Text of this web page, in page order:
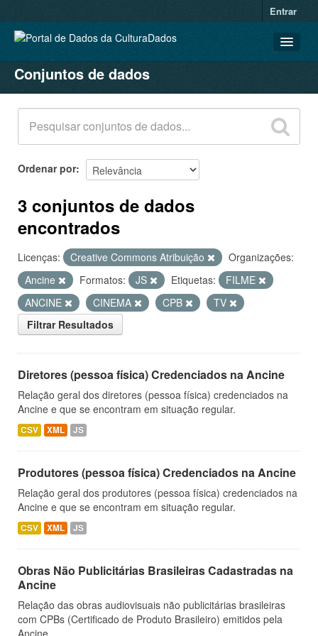
Entrar
CONJUNTOS DE DADOS
ORGANIZAÇÕES
GRUPOS
SOBRE
Conjuntos de dados
Ordenar por
3 conjuntos de dados
encontrados
Licenças: Creative Commons Atribuição
Organizações:
Ancine
Formatos: JS Etiquetas:
FILME
ANCINE
CINEMA CPB
TV
Filtrar Resultados
Diretores (pessoa física) Credenciados na Ancine
Relação geral dos diretores (pessoa física) credenciados na
Ancine e que se encontram em situação regular.
CSV XML JS
Produtores (pessoa física) Credenciados na Ancine
Relação geral dos produtores (pessoa física) credenciados na
Ancine e que se encontram em situação regular.
CSV XML JS
Obras Não Publicitárias Brasileiras Cadastradas na
Ancine
Relação das obras audiovisuais não publicitárias brasileiras
com CPBs (Certificado de Produto Brasileiro) emitidos pela
Ancine.